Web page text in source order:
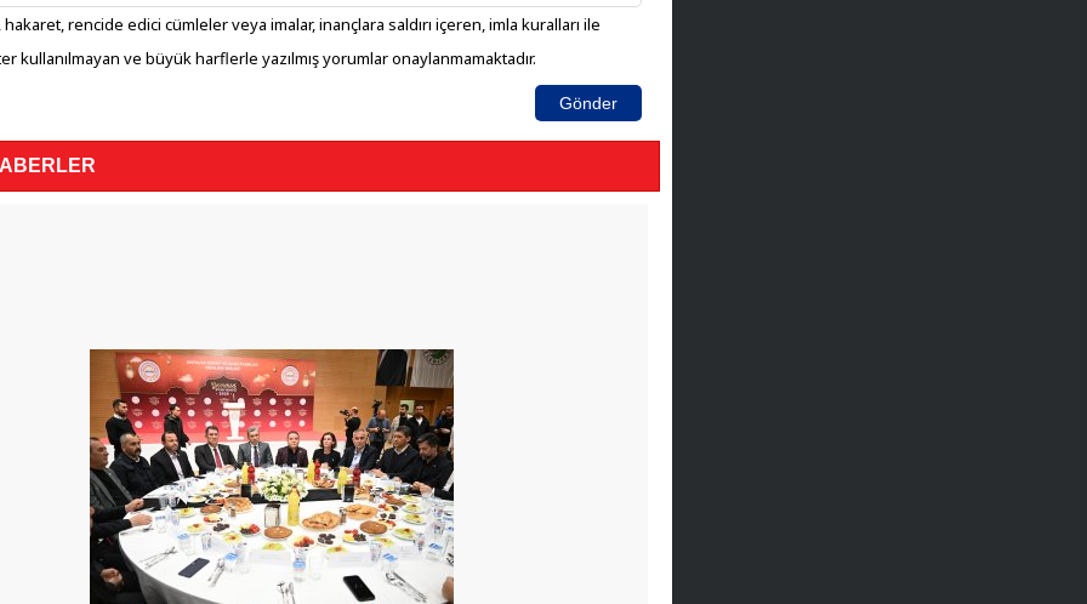
hakaret, rencide edici cümleler veya imalar, inançlara saldırı içeren, imla kuralları ile
kullanılmayan ve büyük harflerle yazılmış yorumlar onaylanmamaktadır.
Gönder